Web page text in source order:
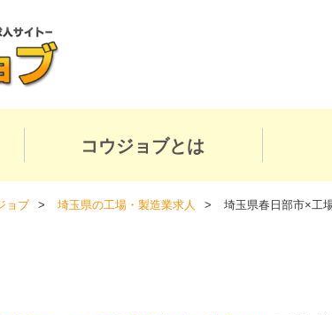
コウジョブとは
ョブ 埼玉県の工場・製造業求人 埼玉県春日部市×工